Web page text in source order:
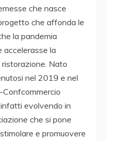
che nasce
che affonda le
la pandemia
accelerasse la
Nato
nel 2019 e nel
evolvendo in
che si pone
e promuovere